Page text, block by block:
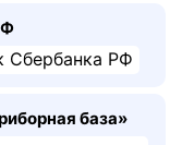
Сбербанка РФ
база»